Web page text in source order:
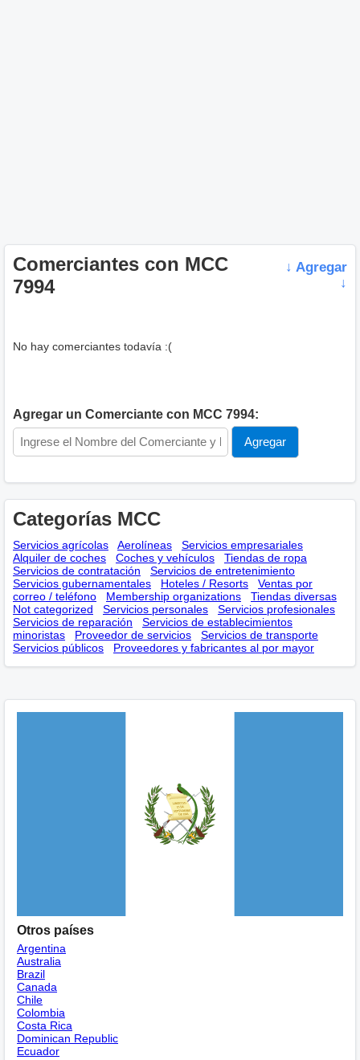
Comerciantes con MCC
7994
↓ Agregar
↓
No hay comerciantes todavía :(
Agregar un Comerciante con MCC 7994:
Categorías MCC
Servicios agrícolas Aerolíneas
Servicios empresariales
Alquiler de coches
Coches y vehículos
Tiendas de ropa
Servicios de contratación
Servicios de entretenimiento
Servicios gubernamentales
Hoteles / Resorts
Ventas por
correo / teléfono
Membership оrganizations
Tiendas diversas
Not categorized
Servicios personales
Servicios profesionales
Servicios de reparación
Servicios de establecimientos
minoristas
Proveedor de servicios
Servicios de transporte
Servicios públicos
Proveedores y fabricantes al por mayor
Otros países
Argentina
Australia
Brazil
Canada
Chile
Colombia
Costa Rica
Dominican Republic
Ecuador